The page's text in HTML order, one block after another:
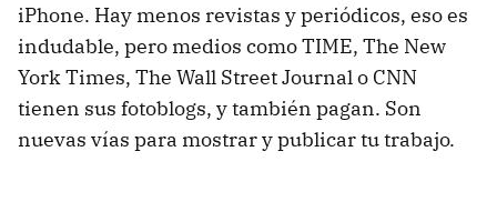
iPhone. Hay menos revistas y periódicos, eso es
indudable, pero medios como TIME, The New
York Times, The Wall Street Journal o CNN
tienen sus fotoblogs, y también pagan. Son
nuevas vías para mostrar y publicar tu trabajo.